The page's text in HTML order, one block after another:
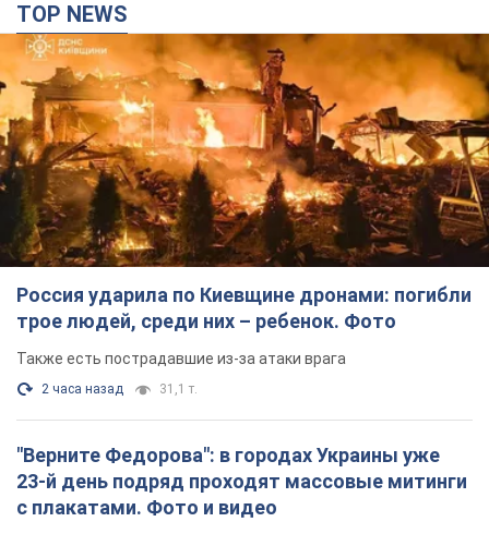
TOP NEWS
Россия ударила по Киевщине дронами: погибли
трое людей, среди них – ребенок. Фото
Также есть пострадавшие из-за атаки врага
2 часа назад 31,1 т.
"Верните Федорова": в городах Украины уже
23-й день подряд проходят массовые митинги
с плакатами. Фото и видео